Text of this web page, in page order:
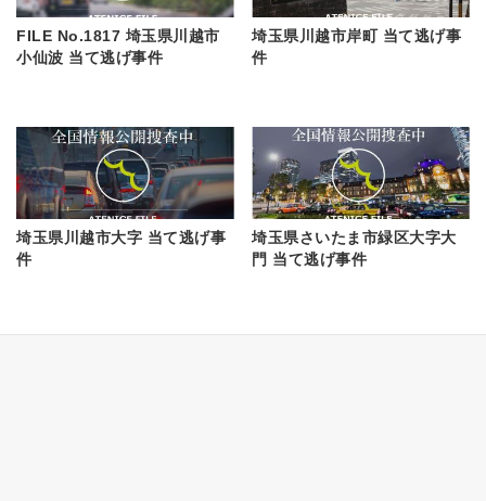
FILE No.1817 埼玉県川越市
小仙波 当て逃げ事件
埼玉県川越市岸町 当て逃げ事
件
埼玉県川越市大字 当て逃げ事
件
埼玉県さいたま市緑区大字大
門 当て逃げ事件